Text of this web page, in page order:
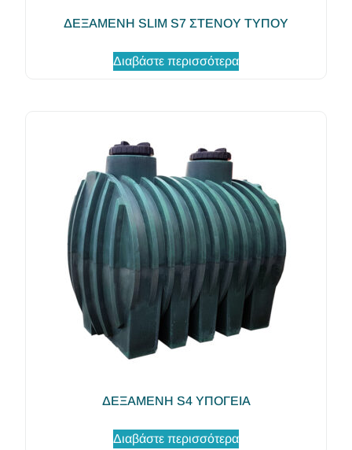
ΔΕΞΑΜΕΝΗ SLIM S7 ΣΤΕΝΟΥ ΤΥΠΟΥ
Διαβάστε περισσότερα
ΔΕΞΑΜΕΝΗ S4 ΥΠΟΓΕΙΑ
Διαβάστε περισσότερα